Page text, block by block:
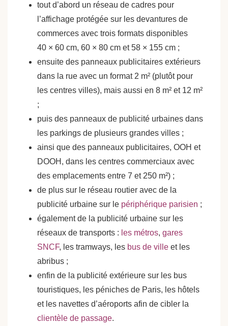
tout d’abord un réseau de cadres pour
l’affichage protégée sur les devantures de
commerces avec trois formats disponibles
40 × 60 cm, 60 × 80 cm et 58 × 155 cm ;
ensuite des panneaux publicitaires extérieurs
dans la rue avec un format 2 m² (plutôt pour
les centres villes), mais aussi en 8 m² et 12 m²
;
puis des panneaux de publicité urbaines dans
les parkings de plusieurs grandes villes ;
ainsi que des panneaux publicitaires, OOH et
DOOH, dans les centres commerciaux avec
des emplacements entre 7 et 250 m²) ;
de plus sur le réseau routier avec de la
publicité urbaine sur le périphérique parisien ;
également de la publicité urbaine sur les
réseaux de transports : les métros, gares
SNCF, les tramways, les bus de ville et les
abribus ;
enfin de la publicité extérieure sur les bus
touristiques, les péniches de Paris, les hôtels
et les navettes d’aéroports afin de cibler la
clientèle de passage.